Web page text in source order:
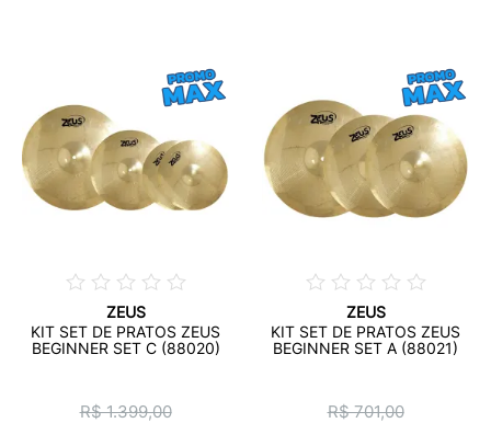
ZEUS
KIT SET DE PRATOS ZEUS
BEGINNER SET C (88020)
R$ 1.399,00
ZEUS
KIT SET DE PRATOS ZEUS
BEGINNER SET A (88021)
R$ 701,00